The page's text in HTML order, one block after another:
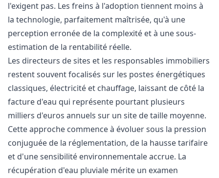
l'exigent pas. Les freins à l'adoption tiennent moins à
la technologie, parfaitement maîtrisée, qu'à une
perception erronée de la complexité et à une sous-
estimation de la rentabilité réelle.
Les directeurs de sites et les responsables immobiliers
restent souvent focalisés sur les postes énergétiques
classiques, électricité et chauffage, laissant de côté la
facture d'eau qui représente pourtant plusieurs
milliers d'euros annuels sur un site de taille moyenne.
Cette approche commence à évoluer sous la pression
conjuguée de la réglementation, de la hausse tarifaire
et d'une sensibilité environnementale accrue. La
récupération d'eau pluviale mérite un examen